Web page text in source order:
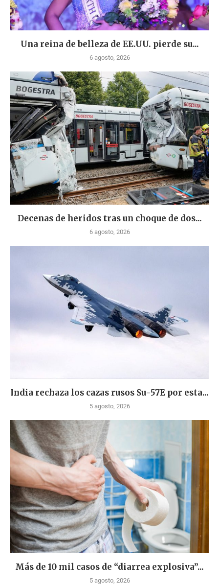
Una reina de belleza de EE.UU. pierde su...
6 agosto, 2026
Decenas de heridos tras un choque de dos...
6 agosto, 2026
India rechaza los cazas rusos Su-57E por esta...
5 agosto, 2026
Más de 10 mil casos de “diarrea explosiva”...
5 agosto, 2026